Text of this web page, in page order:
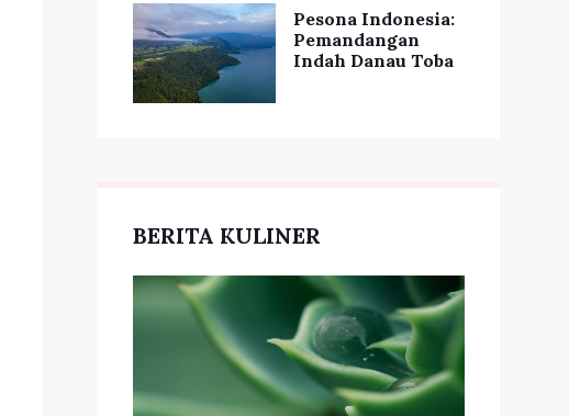
Pesona Indonesia:
Pemandangan
Indah Danau Toba
BERITA KULINER